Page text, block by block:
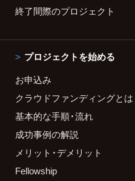
終了間際のプロジェクト
プロジェクトを始める
お申込み
クラウドファンディングとは
基本的な手順・流れ
成功事例の解説
メリット・デメリット
Fellowship